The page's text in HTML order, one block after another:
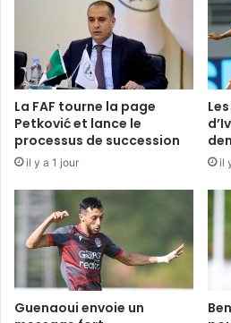
La FAF tourne la page
Petković et lance le
processus de succession
il y a 1 jour il
Guenaoui envoie un